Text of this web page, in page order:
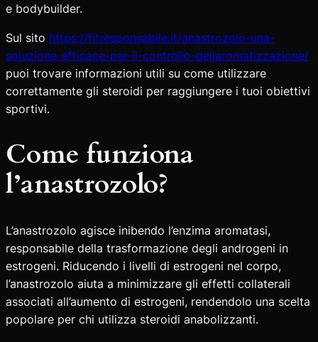
e bodybuilder.
Sul sito https://fitresponsabile.it/anastrozolo-una-
soluzione-efficace-per-il-controllo-dellaromatizzazione/
puoi trovare informazioni utili su come utilizzare
correttamente gli steroidi per raggiungere i tuoi obiettivi
sportivi.
Come funziona
l’anastrozolo?
L’anastrozolo agisce inibendo l’enzima aromatasi,
responsabile della trasformazione degli androgeni in
estrogeni. Riducendo i livelli di estrogeni nel corpo,
l’anastrozolo aiuta a minimizzare gli effetti collaterali
associati all’aumento di estrogeni, rendendolo una scelta
popolare per chi utilizza steroidi anabolizzanti.